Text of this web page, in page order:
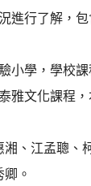
進行了解，包
小學，學校課
雅文化課程
、江孟聰、
。